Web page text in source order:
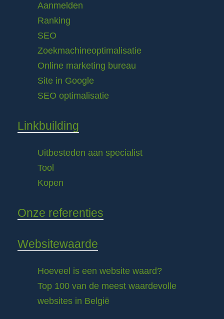
Aanmelden
Ranking
SEO
Zoekmachineoptimalisatie
Online marketing bureau
Site in Google
SEO optimalisatie
Linkbuilding
Uitbesteden aan specialist
Tool
Kopen
Onze referenties
Websitewaarde
Hoeveel is een website waard?
Top 100 van de meest waardevolle
websites in België